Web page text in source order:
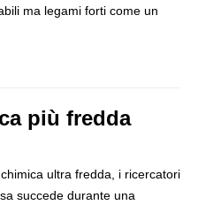
ma legami forti come un
più fredda
ultra fredda, i ricercatori
succede durante una